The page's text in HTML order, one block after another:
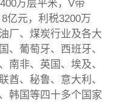
万层平米，V带
亿元，利税3200万
厂、煤炭行业及各大
、葡萄牙、西班牙、
南非、英国、埃及、
酋、秘鲁、意大利、
韩国等四十多个国家